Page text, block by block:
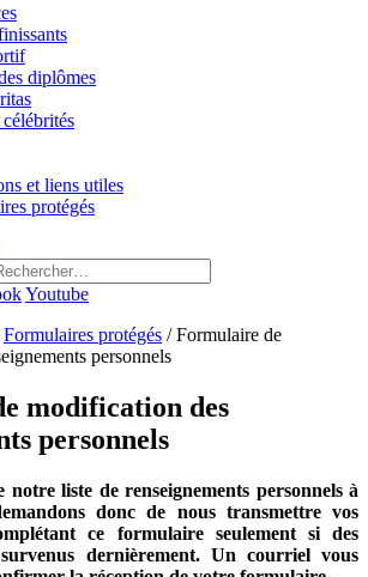
diplômes
et liens utiles
protégés
Youtube
Formulaires protégés /Formulaire de
personnels
modification des
personnels
notre liste de renseignements personnels à
donc de nous transmettre vos
ce formulaire seulement si des
dernièrement.Un courriel vous